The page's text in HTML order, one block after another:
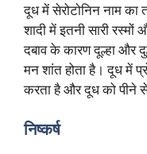
दूध में सेरोटोनिन नाम का
शादी में इतनी सारी
दबाव के कारण दूल्हा और
मन शांत होता है। दूध में
करता है और दूध को पीने
निष्कर्ष